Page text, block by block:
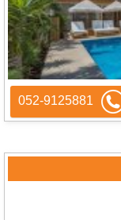
052-9125881